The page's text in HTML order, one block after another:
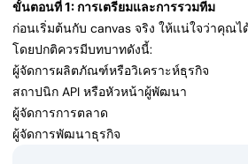
ขั้นตอนที่ 1: การเตรียมและการรวมทีม
ก่อนเริ่มต้นกับ canvas จริง ให้แน่ใจว่าคุณ
โดยปกติควรมีบทบาทดังนี้:
ผู้จัดการผลิตภัณฑ์หรือวิเคราะห์ธุรกิจ
สถาปนิก API หรือหัวหน้าผู้พัฒนา
ผู้จัดการการตลาด
ผู้จัดการพัฒนาธุรกิจ